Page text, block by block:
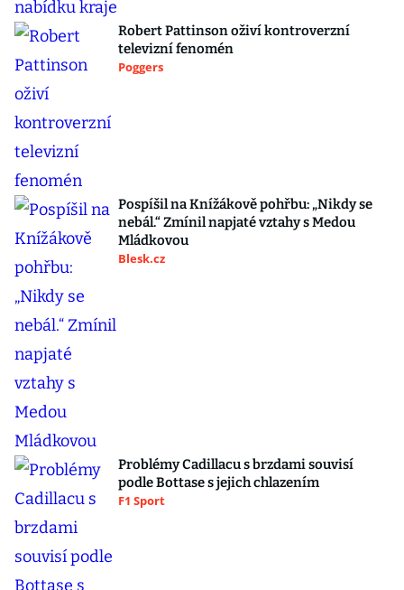
Robert Pattinson oživí kontroverzní
televizní fenomén
Poggers
Pospíšil na Knížákově pohřbu: „Nikdy se
nebál.“ Zmínil napjaté vztahy s Medou
Mládkovou
Blesk.cz
Problémy Cadillacu s brzdami souvisí
podle Bottase s jejich chlazením
F1 Sport